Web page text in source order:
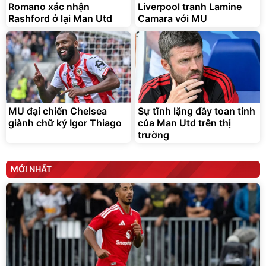
Đã bán nhiều Đang xem nhiều
G-FORCE VIETNA
Romano xác nhận
Rashford ở lại Man Utd
Liverpool tranh Lamine
Camara với MU
MU đại chiến Chelsea
giành chữ ký Igor Thiago
Sự tĩnh lặng đầy toan tính
của Man Utd trên thị
trường
MỚI NHẤT